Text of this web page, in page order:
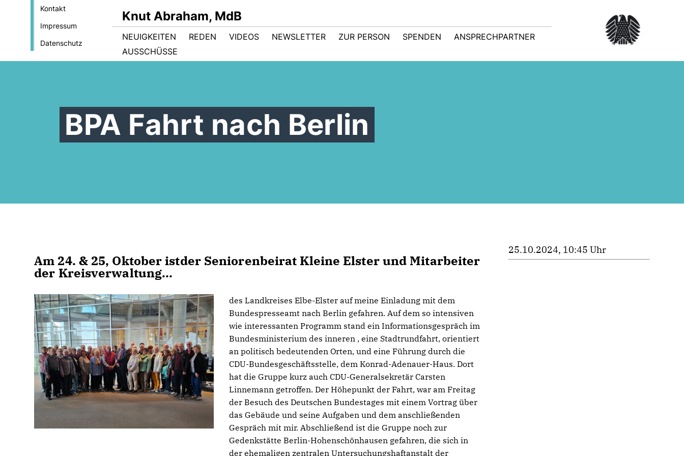
Kontakt
Impressum
Datenschutz
Knut Abraham, MdB
NEUIGKEITEN REDEN VIDEOS NEWSLETTER ZUR PERSON SPENDEN
ANSPRECHPARTNER
AUSSCHÜSSE
BPA Fahrt nach Berlin
Am 24. & 25, Oktober istder Seniorenbeirat Kleine Elster und Mitarbeiter
der Kreisverwaltung...
des Landkreises Elbe-Elster auf meine Einladung mit dem
Bundespresseamt nach Berlin gefahren. Auf dem so intensiven
wie interessanten Programm stand ein Informationsgespräch im
Bundesministerium des inneren , eine Stadtrundfahrt, orientiert
an politisch bedeutenden Orten, und eine Führung durch die
CDU-Bundesgeschäftsstelle, dem Konrad-Adenauer-Haus. Dort
hat die Gruppe kurz auch CDU-Generalsekretär Carsten
Linnemann getroffen. Der Höhepunkt der Fahrt, war am Freitag
der Besuch des Deutschen Bundestages mit einem Vortrag über
das Gebäude und seine Aufgaben und dem anschließenden
Gespräch mit mir. Abschließend ist die Gruppe noch zur
Gedenkstätte Berlin-Hohenschönhausen gefahren, die sich in
der ehemaligen zentralen Untersuchungshaftanstalt der
25.10.2024, 10:45 Uhr